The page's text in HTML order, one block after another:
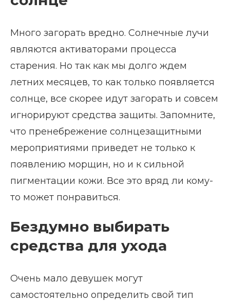
Много загорать вредно. Солнечные лучи
являются активаторами процесса
старения. Но так как мы долго ждем
летних месяцев, то как только появляется
солнце, все скорее идут загорать и совсем
игнорируют средства защиты. Запомните,
что пренебрежение солнцезащитными
мероприятиями приведет не только к
появлению морщин, но и к сильной
пигментации кожи. Все это вряд ли кому-
то может понравиться.
Бездумно выбирать
средства для ухода
Очень мало девушек могут
самостоятельно определить свой тип